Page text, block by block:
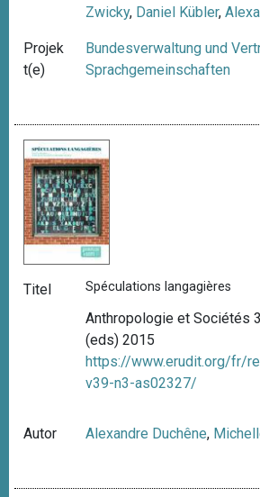
Zwicky, Daniel Kübler,
Projek
t(e)
Bundesverwaltung und
Sprachgemeinschaften
Titel Spéculations langagières
Anthropologie et Sociétés
(eds) 2015
https://www.erudit.org/fr/
v39-n3-as02327/
Autor Alexandre Duchêne,